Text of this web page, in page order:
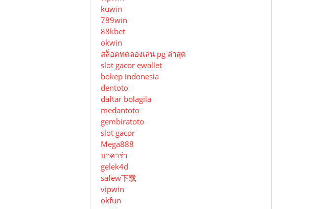
kuwin
789win
88kbet
okwin
สล็อตทดลองเล่น pg ล่าสุด
slot gacor ewallet
bokep indonesia
dentoto
daftar bolagila
medantoto
gembiratoto
slot gacor
Mega888
บาคาร่า
gelek4d
safew下载
vipwin
okfun